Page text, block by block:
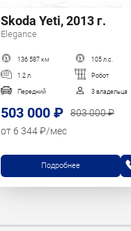
Skoda Yeti, 2013 г.
Elegance
136 587 км 105 л.с.
1.2 л. Робот
Передний 3 владельца
503 000 ₽
803 000 ₽
от 6 344 ₽/мес
Подробнее